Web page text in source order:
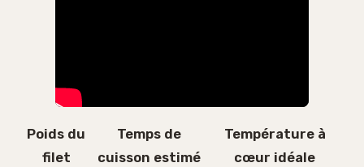
Poids du
filet
Temps de
cuisson estimé
Température à
cœur idéale